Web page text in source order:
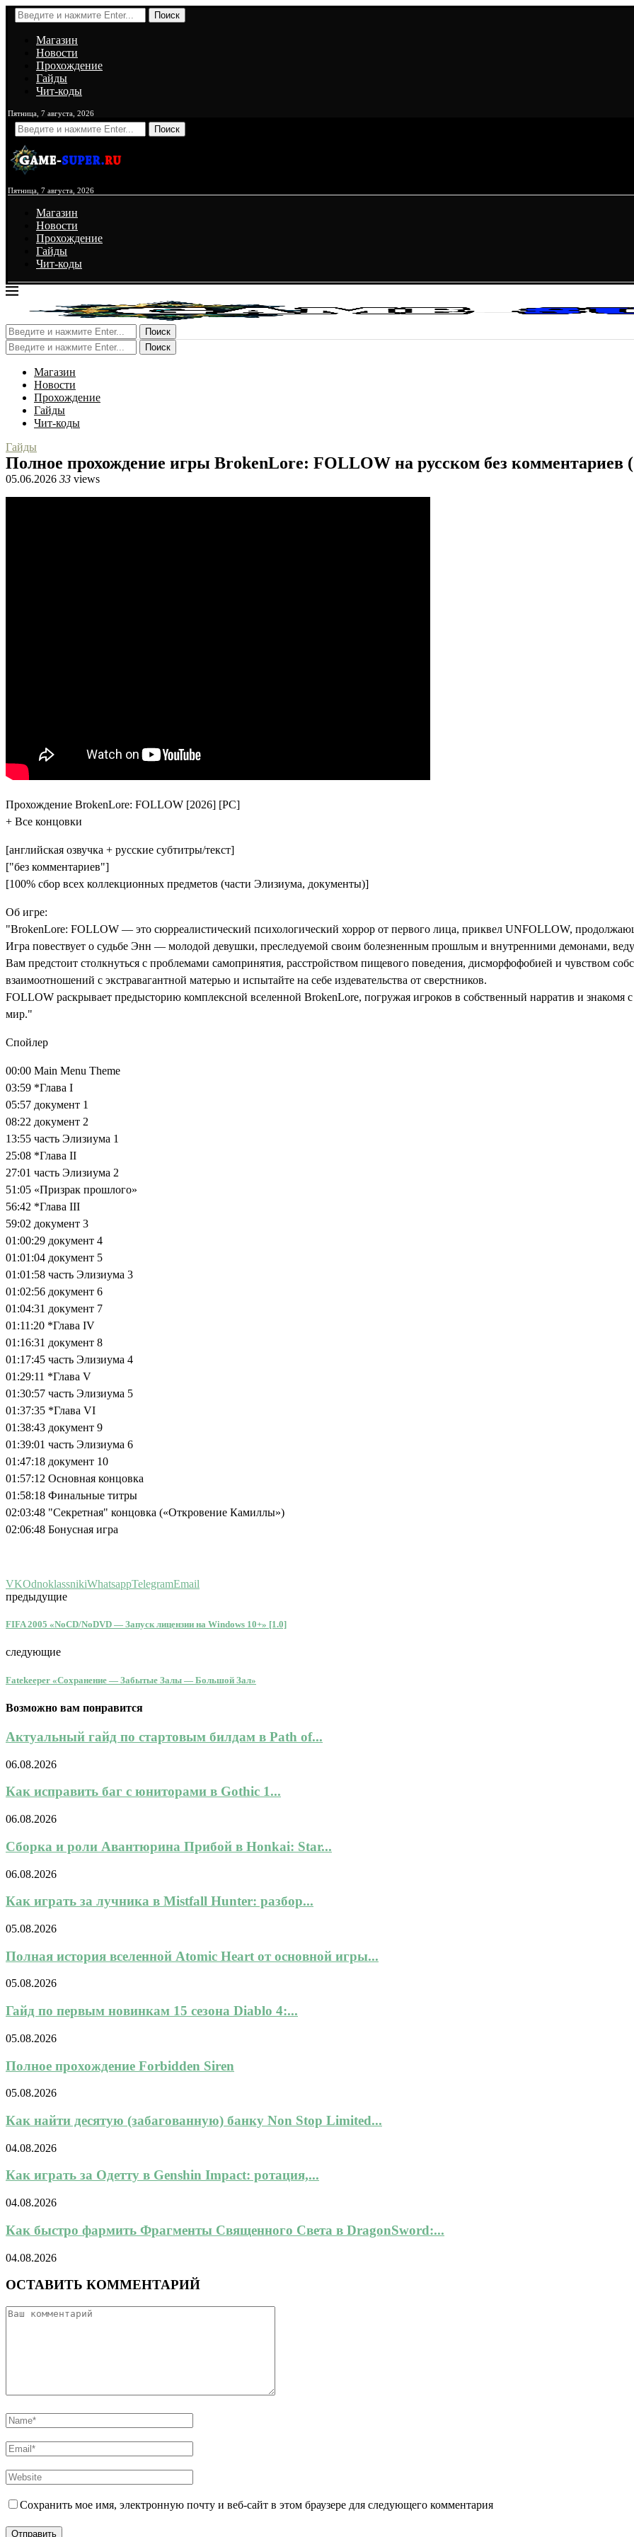
Поиск
Магазин
Новости
Прохождение
Гайды
Чит-коды
Пятница, 7 августа, 2026
Поиск
Пятница, 7 августа, 2026
Магазин
Новости
Прохождение
Гайды
Чит-коды
Поиск
Поиск
Магазин
Новости
Прохождение
Гайды
Чит-коды
Гайды
Полное прохождение игры BrokenLore: FOLLOW на русском без комментариев
05.06.2026 33 views
Прохождение BrokenLore: FOLLOW [2026] [PC]
+ Все концовки
[английская озвучка + русские субтитры/текст]
["без комментариев"]
[100% сбор всех коллекционных предметов (части Элизиума, документы)]
Об игре:
"BrokenLore: FOLLOW — это сюрреалистический психологический хоррор от первого лица, приквел UNFOLLOW,
Игра повествует о судьбе Энн — молодой девушки, преследуемой своим болезненным прошлым и внутренними демонами,
Вам предстоит столкнуться с проблемами самопринятия, расстройством пищевого поведения, дисморфофобией и чувством
взаимоотношений с экстравагантной матерью и испытайте на себе издевательства от сверстников.
FOLLOW раскрывает предысторию комплексной вселенной BrokenLore, погружая игроков в собственный нарратив и
мир."
Спойлер
00:00 Main Menu Theme
03:59 *Глава I
05:57 документ 1
08:22 документ 2
13:55 часть Элизиума 1
25:08 *Глава II
27:01 часть Элизиума 2
51:05 «Призрак прошлого»
56:42 *Глава III
59:02 документ 3
01:00:29 документ 4
01:01:04 документ 5
01:01:58 часть Элизиума 3
01:02:56 документ 6
01:04:31 документ 7
01:11:20 *Глава IV
01:16:31 документ 8
01:17:45 часть Элизиума 4
01:29:11 *Глава V
01:30:57 часть Элизиума 5
01:37:35 *Глава VI
01:38:43 документ 9
01:39:01 часть Элизиума 6
01:47:18 документ 10
01:57:12 Основная концовка
01:58:18 Финальные титры
02:03:48 "Секретная" концовка («Откровение Камиллы»)
02:06:48 Бонусная игра
VKOdnoklassnikiWhatsappTelegramEmail
предыдущие
FIFA 2005 «NoCD/NoDVD — Запуск лицензии на Windows 10+» [1.0]
следующие
Fatekeeper «Сохранение — Забытые Залы — Большой Зал»
Возможно вам понравится
Актуальный гайд по стартовым билдам в Path of...
06.08.2026
Как исправить баг с юниторами в Gothic 1...
06.08.2026
Сборка и роли Авантюрина Прибой в Honkai: Star...
06.08.2026
Как играть за лучника в Mistfall Hunter: разбор...
05.08.2026
Полная история вселенной Atomic Heart от основной игры...
05.08.2026
Гайд по первым новинкам 15 сезона Diablo 4:...
05.08.2026
Полное прохождение Forbidden Siren
05.08.2026
Как найти десятую (забагованную) банку Non Stop Limited...
04.08.2026
Как играть за Одетту в Genshin Impact: ротация,...
04.08.2026
Как быстро фармить Фрагменты Священного Света в DragonSword:...
04.08.2026
ОСТАВИТЬ КОММЕНТАРИЙ
Сохранить мое имя, электронную почту и веб-сайт в этом браузере для следующего комментария